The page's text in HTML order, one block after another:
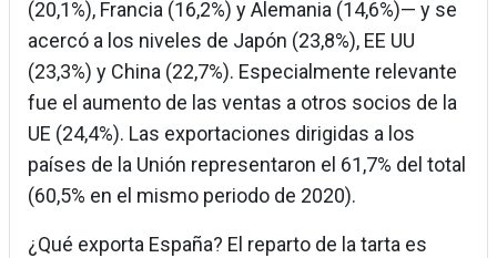
(20,1%), Francia (16,2%) y Alemania (14,6%)— y se
acercó a los niveles de Japón (23,8%), EE UU
(23,3%) y China (22,7%). Especialmente relevante
fue el aumento de las ventas a otros socios de la
UE (24,4%). Las exportaciones dirigidas a los
países de la Unión representaron el 61,7% del total
(60,5% en el mismo periodo de 2020).
¿Qué exporta España? El reparto de la tarta es